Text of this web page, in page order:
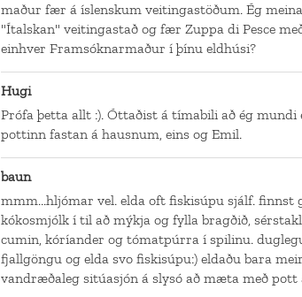
maður fær á íslenskum veitingastöðum. Ég
"Ítalskan" veitingastað og fær Zuppa di Pesce
einhver Framsóknarmaður í þínu eldhúsi?
Hugi
Prófa þetta allt :). Óttaðist á tímabili að ég mundi
pottinn fastan á hausnum, eins og Emil.
baun
mmm...hljómar vel. elda oft fiskisúpu sjálf. finnst
kókosmjólk í til að mýkja og fylla bragðið,
cumin, kóríander og tómatpúrra í spilinu.
fjallgöngu og elda svo fiskisúpu:) eldaðu bara
vandræðaleg sitúasjón á slysó að mæta með pott